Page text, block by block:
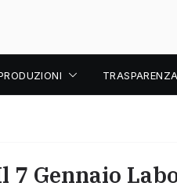
TRASPARENZA
7 Gennaio